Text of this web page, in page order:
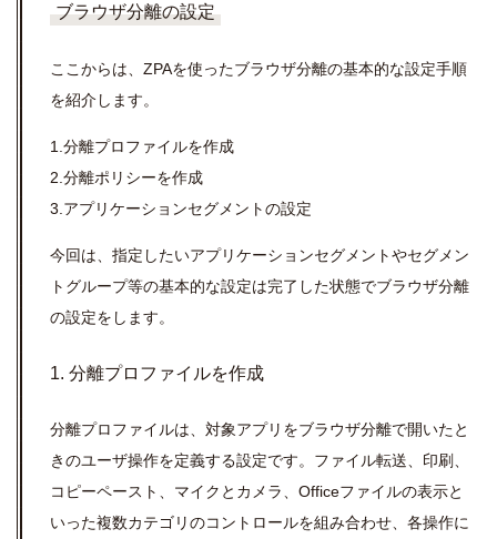
ブラウザ分離の設定
ここからは、ZPAを使ったブラウザ分離の基本的な設定手順
を紹介します。
1.分離プロファイルを作成
2.分離ポリシーを作成
3.アプリケーションセグメントの設定
今回は、指定したいアプリケーションセグメントやセグメン
トグループ等の基本的な設定は完了した状態でブラウザ分離
の設定をします。
1. 分離プロファイルを作成
分離プロファイルは、 対象アプリをブラウザ分離で開いたと
きのユーザ操作を定義する設定です。ファイル転送、印刷、
コピーペースト、マイクとカメラ、 Officeファイルの表示と
いった複数カテゴリのコントロールを組み合わせ、各操作に